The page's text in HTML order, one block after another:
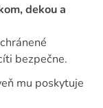
dekou a
bezpečne.
mu poskytuje